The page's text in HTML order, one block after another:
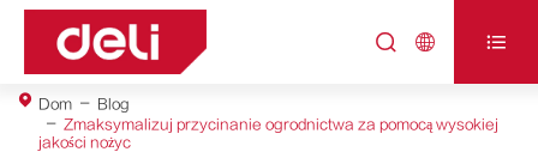
  
Dom
Blog
Zmaksymalizuj przycinanie ogrodnictwa za pomocą wysokiej
jakości nożyc